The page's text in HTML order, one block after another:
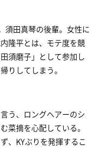
須田真琴の後輩。女性に
隆平とは、モテ度を競
須磨子」として参加し
りしてしまう。
う、ロングヘアーのシ
菜摘を心配している。
、KYぶりを発揮するこ